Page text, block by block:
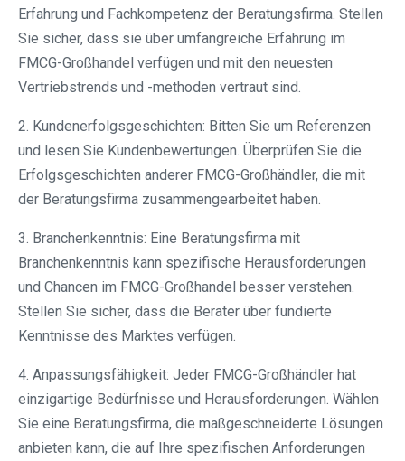
Erfahrung und Fachkompetenz der Beratungsfirma. Stellen
Sie sicher, dass sie über umfangreiche Erfahrung im
FMCG-Großhandel verfügen und mit den neuesten
Vertriebstrends und -methoden vertraut sind.
2. Kundenerfolgsgeschichten: Bitten Sie um Referenzen
und lesen Sie Kundenbewertungen. Überprüfen Sie die
Erfolgsgeschichten anderer FMCG-Großhändler, die mit
der Beratungsfirma zusammengearbeitet haben.
3. Branchenkenntnis: Eine Beratungsfirma mit
Branchenkenntnis kann spezifische Herausforderungen
und Chancen im FMCG-Großhandel besser verstehen.
Stellen Sie sicher, dass die Berater über fundierte
Kenntnisse des Marktes verfügen.
4. Anpassungsfähigkeit: Jeder FMCG-Großhändler hat
einzigartige Bedürfnisse und Herausforderungen. Wählen
Sie eine Beratungsfirma, die maßgeschneiderte Lösungen
anbieten kann, die auf Ihre spezifischen Anforderungen